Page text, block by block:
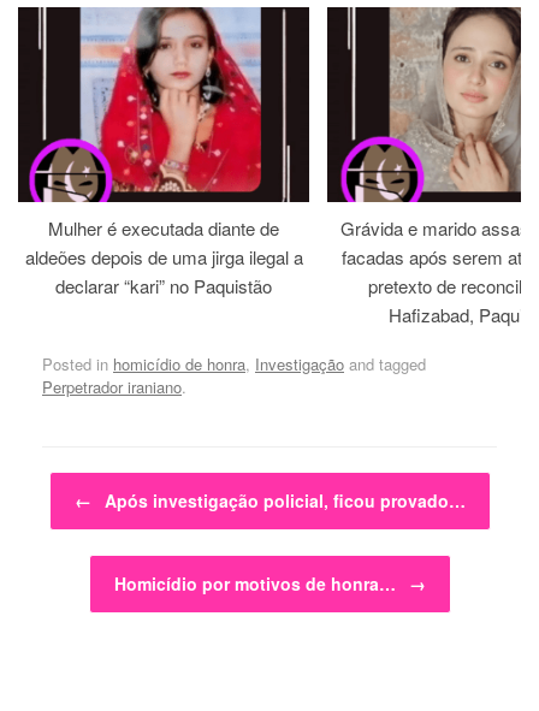
Mulher é executada diante de
aldeões depois de uma jirga ilegal a
declarar “kari” no Paquistão
Grávida e marido
facadas após serem
pretexto de
Hafizabad,
Posted in homicídio de honra, Investigação and tagged
Perpetrador iraniano.
Post navigation
← Após investigação policial, ficou provado…
Homicídio por motivos de honra… →